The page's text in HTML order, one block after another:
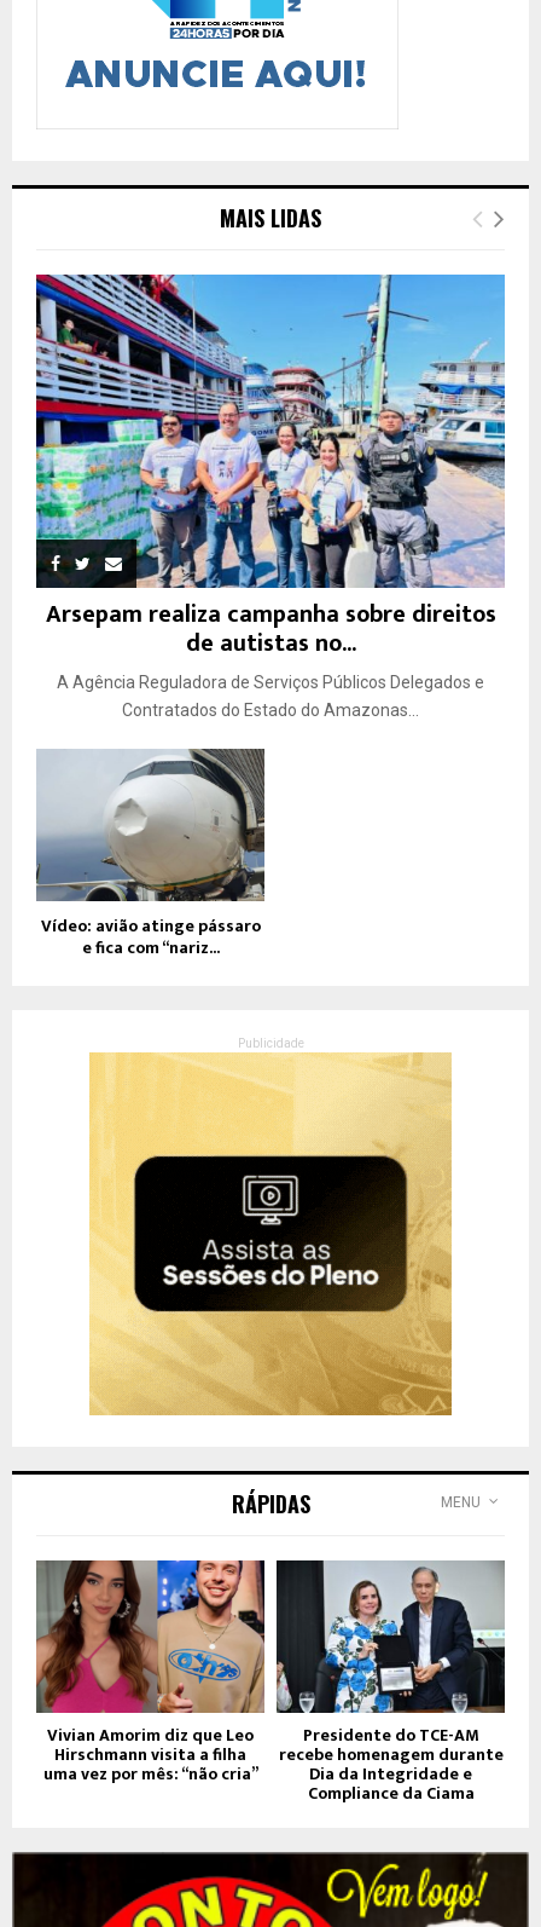
MAIS LIDAS
Arsepam realiza campanha sobre direitos
de autistas no...
A Agência Reguladora de Serviços Públicos Delegados e
Contratados do Estado do Amazonas...
Vídeo: avião atinge pássaro
e fica com “nariz...
Publicidade
RÁPIDAS MENU
Vivian Amorim diz que Leo
Hirschmann visita a filha
uma vez por mês: “não cria”
Presidente do TCE-AM
recebe homenagem durante
Dia da Integridade e
Compliance da Ciama